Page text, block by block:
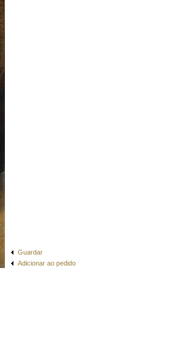
Guardar
Adicionar ao pedido